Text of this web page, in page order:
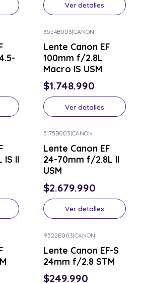
Ver detalles
3554B003|CANON
Lente Canon EF
100mm f/2.8L
Macro IS USM
$1.748.990
Ver detalles
IS II
5175B003|CANON
Lente Canon EF
24-70mm f/2.8L II
USM
$2.679.990
Ver detalles
9522B003|CANON
Lente Canon EF-S
24mm f/2.8 STM
$249.990